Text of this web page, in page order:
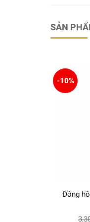
SẢN
-10%
Đồng